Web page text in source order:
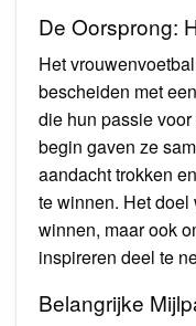
De Oorsprong:
Het
bescheiden met
die hun passie
begin gaven ze
aandacht trokken
te winnen. Het
winnen, maar ook
inspireren deel te
Belangrijke